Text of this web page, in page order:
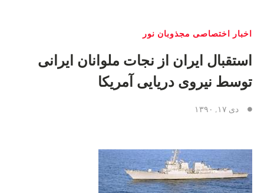
اخبار اختصاصی مجذوبان نور
استقبال ایران از نجات ملوانان ایرانی
توسط نیروی دریایی آمریکا
دی ۱۷, ۱۳۹۰